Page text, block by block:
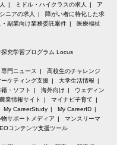
ミドル・ハイクラスの求人
ア
ニアの求人
障がい者に特化した求
副業向け業務委託案件
医療福祉
究学習プログラム Locus
門ニュース
高校生のチャレンジ
ケティング支援
大学生活情報
・ソフト 海外向け
ウェディン
業情報サイト
マイナビ子育て
My CareerStudy
My CareerID
物サポートメディア
マンスリーマ
コンテンツ支援ツール